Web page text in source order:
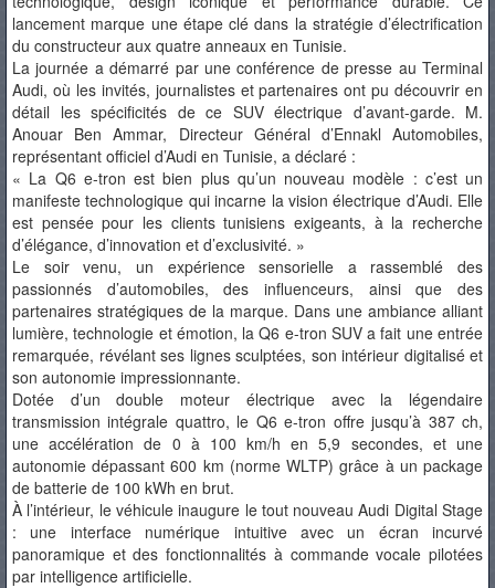
lancement marque une étape clé dans la stratégie d’électrification
du constructeur aux quatre anneaux en Tunisie.
La journée a démarré par une conférence de presse au Terminal
Audi, où les invités, journalistes et partenaires ont pu découvrir en
détail les spécificités de ce SUV électrique d’avant-garde. M.
Anouar Ben Ammar, Directeur Général d’Ennakl Automobiles,
représentant officiel d’Audi en Tunisie, a déclaré :
« La Q6 e-tron est bien plus qu’un nouveau modèle : c’est un
manifeste technologique qui incarne la vision électrique d’Audi. Elle
est pensée pour les clients tunisiens exigeants, à la recherche
d’élégance, d’innovation et d’exclusivité. »
Le soir venu, un expérience sensorielle a rassemblé des
passionnés d’automobiles, des influenceurs, ainsi que des
partenaires stratégiques de la marque. Dans une ambiance alliant
lumière, technologie et émotion, la Q6 e-tron SUV a fait une entrée
remarquée, révélant ses lignes sculptées, son intérieur digitalisé et
son autonomie impressionnante.
Dotée d’un double moteur électrique avec la légendaire
transmission intégrale quattro, le Q6 e-tron offre jusqu’à 387 ch,
une accélération de 0 à 100 km/h en 5,9 secondes, et une
autonomie dépassant 600 km (norme WLTP) grâce à un package
de batterie de 100 kWh en brut.
À l’intérieur, le véhicule inaugure le tout nouveau Audi Digital Stage
: une interface numérique intuitive avec un écran incurvé
panoramique et des fonctionnalités à commande vocale pilotées
par intelligence artificielle.